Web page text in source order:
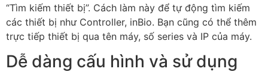
“Tìm kiếm thiết bị”. Cách làm này để tự động tìm kiếm
các thiết bị như Controller, inBio. Bạn cũng có thể thêm
trực tiếp thiết bị qua tên máy, số series và IP của máy.
Dễ dàng cấu hình và sử dụng